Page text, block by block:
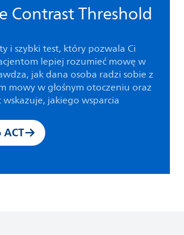
Contrast Threshold
i szybki test, który pozwala Ci
lepiej rozumieć mowę w
jak dana osoba radzi sobie z
mowy w głośnym otoczeniu oraz
jakiego wsparcia